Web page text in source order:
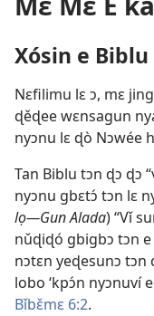
Xósin e Biblu
Nɛfilimu lɛ ɔ, mɛ
ɖěɖee wɛnsagun
nyɔnu lɛ ɖò Nɔwée
Tan Biblu tɔn ɖɔ ɖɔ
nyɔnu gbɛtɔ́ tɔn lɛ
lọ—Gun Alada) “Vǐ
nǔɖiɖó gbigbɔ tɔn
nɔtɛn yeɖesunɔ tɔn
lobo ‘kpɔ́n nyɔnuví
Bǐbɛ̌mɛ 6:2.